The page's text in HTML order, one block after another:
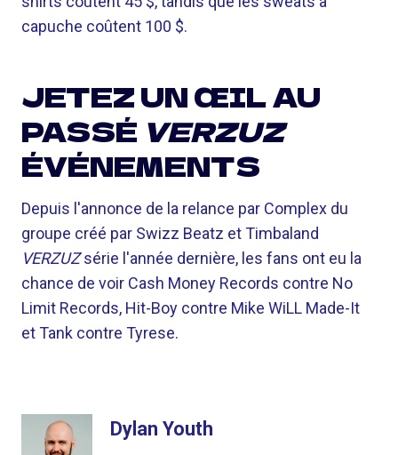
capuche coûtent 100 $.
JETEZ UN ŒIL AU
PASSÉ VERZUZ
ÉVÉNEMENTS
Depuis l'annonce de la relance par Complex du
groupe créé par Swizz Beatz et Timbaland
VERZUZsérie l'année dernière, les fans ont eu la
chance de voir Cash Money Records contre No
Limit Records, Hit-Boy contre Mike WiLL Made-It
et Tank contre Tyrese.
Dylan Youth